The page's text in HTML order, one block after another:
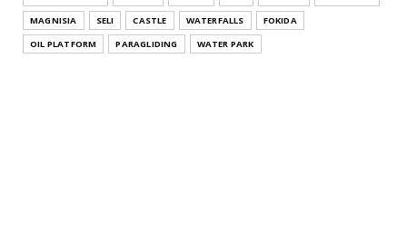
July 26, 2021
THESSALONIKI
MAGNISIA
SELI CASTLE WATERFALLS
FOKIDA
OIL PLATFORM
PARAGLIDING WATER PARK